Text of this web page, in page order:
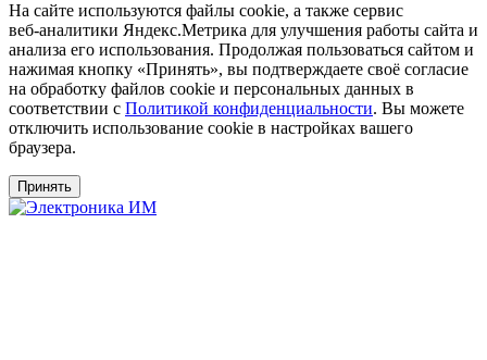
На сайте используются файлы cookie, а также сервис
веб‑аналитики Яндекс.Метрика для улучшения работы сайта и
анализа его использования. Продолжая пользоваться сайтом и
нажимая кнопку «Принять», вы подтверждаете своё согласие
на обработку файлов cookie и персональных данных в
соответствии с Политикой конфиденциальности. Вы можете
отключить использование cookie в настройках вашего
браузера.
Принять